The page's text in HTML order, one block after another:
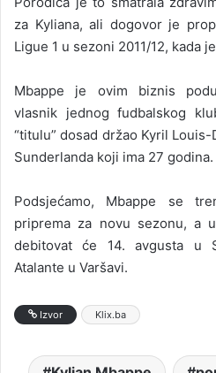
za Kyliana, ali dogovor je
Ligue 1 u sezoni 2011/12, kada
Mbappe je ovim biznis
vlasnik jednog fudbalskog
“titulu” dosad držao Kyril
Sunderlanda koji ima 27 godina.
Podsjećamo, Mbappe se
priprema za novu sezonu, a
debitovat će 14. avgusta u
Atalante u Varšavi.
Izvor Klix.ba